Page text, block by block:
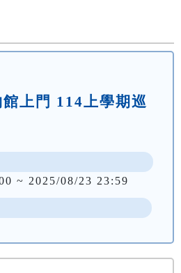
上門 114上學期巡
~ 2025/08/23 23:59